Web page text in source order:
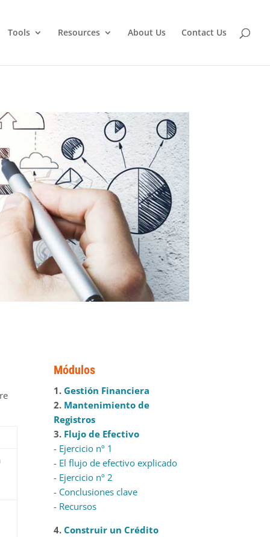
Tools Resources About Us Contact Us
Módulos
1.Gestión Financiera
2. Mantenimiento de
Registros
3. Flujo de Efectivo
- Ejercicio nº 1
- El flujo de efectivo explicado
- Ejercicio nº 2
- Conclusiones clave
- Recursos
4.Construir un Crédito